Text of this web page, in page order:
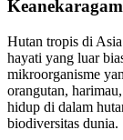
Hutan tropis di
hayati yang luar
mikroorganisme
orangutan,
hidup di dalam
biodiversitas dunia.